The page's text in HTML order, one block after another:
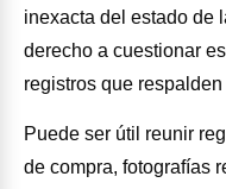
inexacta del estado de
derecho a cuestionar
registros que
Puede ser útil reunir
de compra, fotografías